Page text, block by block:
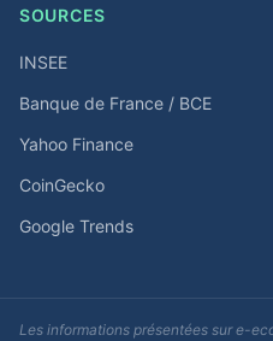
SOURCES
INSEE
Banque de France / BCE
Yahoo Finance
CoinGecko
Google Trends
Les informations présentées sur e-